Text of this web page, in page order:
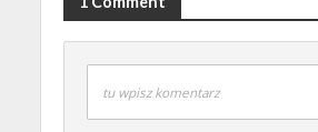
tu wpisz komentarz